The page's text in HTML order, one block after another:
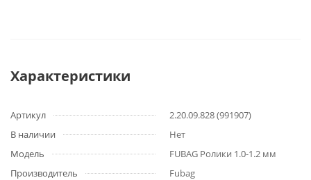
Характеристики
Артикул
2.20.09.828 (991907)
В наличии
Нет
Модель
FUBAG Ролики 1.0-1.2 мм
Производитель
Fubag